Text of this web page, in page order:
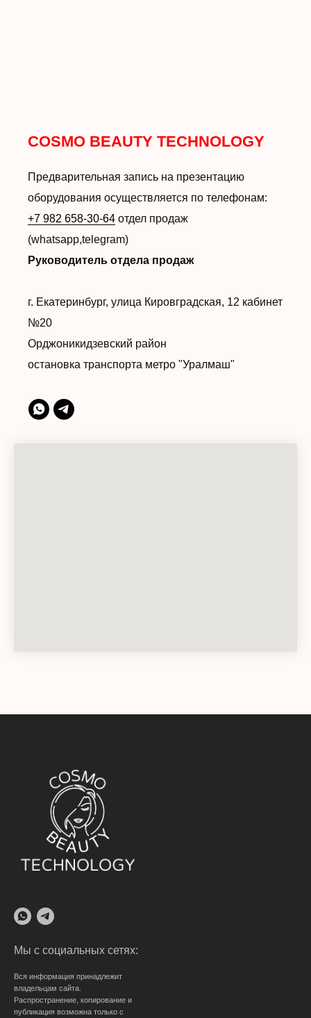
COSMO BEAUTY TECHNOLOGY
Предварительная запись на презентацию
оборудования осуществляется по телефонам:
+7 982 658-30-64 отдел продаж
(whatsapp,telegram)
Руководитель отдела продаж
г. Екатеринбург, улица Кировградская, 12 кабинет
№20
Орджоникидзевский район
остановка транспорта метро "Уралмаш"
Мы с социальных сетях:
Вся информация принадлежит
владельцам сайта.
Распространение, копирование и
публикация возможна только с